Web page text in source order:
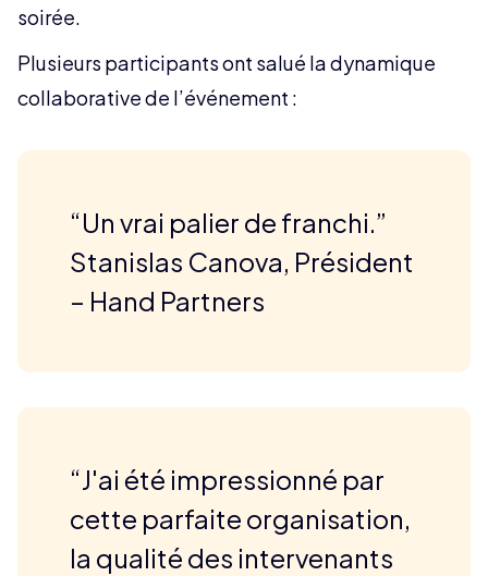
soirée.
Plusieurs participants ont salué la dynamique
collaborative de l’événement :
“Un vrai palier de franchi.”
Stanislas Canova, Président
– Hand Partners
“J'ai été impressionné par
cette parfaite organisation,
la qualité des intervenants